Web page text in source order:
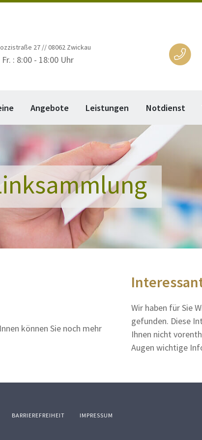
27 // 08062 Zwickau
: 8:00 - 18:00 Uhr
Angebote Leistungen Notdienst
können Sie noch mehr
Wir haben für Sie
gefunden. Diese
Ihnen nicht
Augen wichtige
BARRIEREFREIHEIT IMPRESSUM